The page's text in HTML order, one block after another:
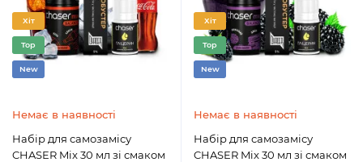
Хіт
Top
New
Немає в наявності
Набір для самозамісу
CHASER Mix 30 мл зі смаком
Хіт
Top
New
Немає в наявності
Набір для самозамісу
CHASER Mix 30 мл зі смаком